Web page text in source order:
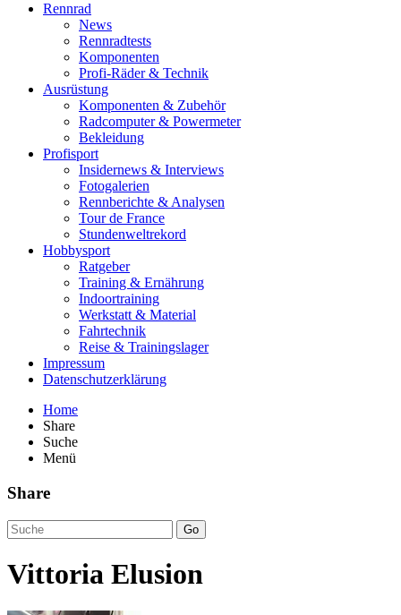
Rennrad
News
Rennradtests
Komponenten
Profi-Räder & Technik
Ausrüstung
Komponenten & Zubehör
Radcomputer & Powermeter
Bekleidung
Profisport
Insidernews & Interviews
Fotogalerien
Rennberichte & Analysen
Tour de France
Stundenweltrekord
Hobbysport
Ratgeber
Training & Ernährung
Indoortraining
Werkstatt & Material
Fahrtechnik
Reise & Trainingslager
Impressum
Datenschutzerklärung
Home
Share
Suche
Menü
Share
Go
Vittoria Elusion